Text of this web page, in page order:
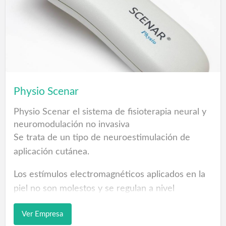
silenciosa con 8 bulones de 40mm, Llave
incopiable...
Empresas de Puertas acorazadas en Las Palmas
Refuerce la seguridad, con puertas acorazadas de
Puertas acorazadas fabricadas y diseñadas para
protección del hogar. Puertas de interior a me…
Physio Scenar
Physio Scenar el sistema de fisioterapia neural y
neuromodulación no invasiva
Se trata de un tipo de neuroestimulación de
aplicación cutánea.
Los estímulos electromagnéticos aplicados en la
piel no son molestos y se regulan a nivel
confortable. El tiempo de aplicación puede variar
entre 5 min y 45 min dependiendo de la zona y
Ver Empresa